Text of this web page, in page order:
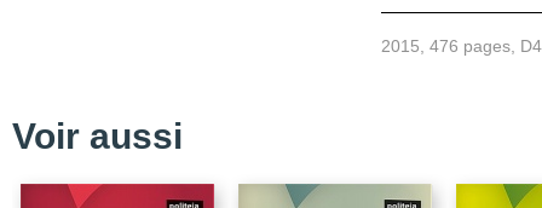
Des traditions
2015, 476 pages,
Voir aussi